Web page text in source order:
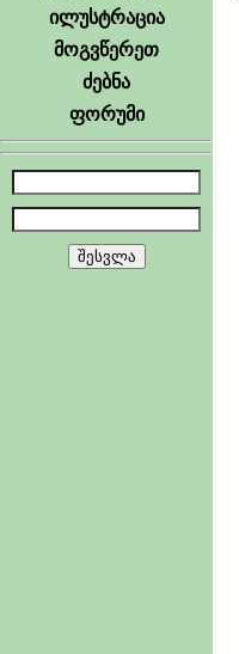
ილუსტრაცია
მოგვწერეთ
ძებნა
ფორუმი